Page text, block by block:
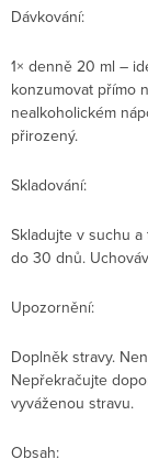
Dávkování:
1× denně 20 ml –
konzumovat přímo
nealkoholickém
přirozený.
Skladování:
Skladujte v suchu
do 30 dnů.
Upozornění:
Doplněk stravy.
Nepřekračujte
vyváženou stravu.
Obsah: